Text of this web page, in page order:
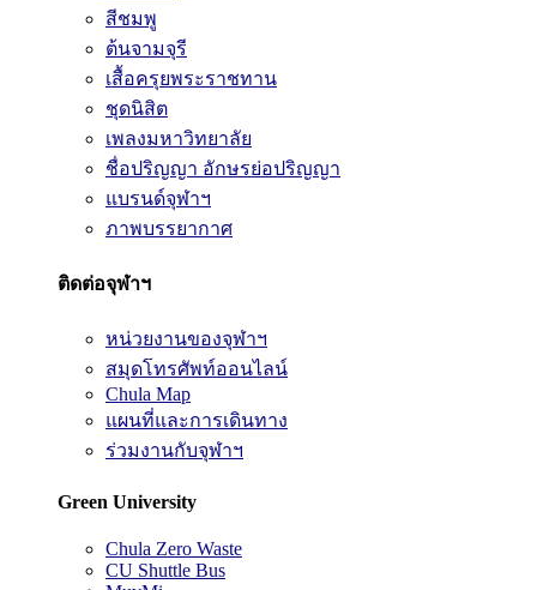
สีชมพู
ต้นจามจุรี
เสื้อครุยพระราชทาน
ชุดนิสิต
เพลงมหาวิทยาลัย
ชื่อปริญญา อักษรย่อปริญญา
แบรนด์จุฬาฯ
ภาพบรรยากาศ
ติดต่อจุฬาฯ
หน่วยงานของจุฬาฯ
สมุดโทรศัพท์ออนไลน์
Chula Map
แผนที่และการเดินทาง
ร่วมงานกับจุฬาฯ
Green University
Chula Zero Waste
CU Shuttle Bus